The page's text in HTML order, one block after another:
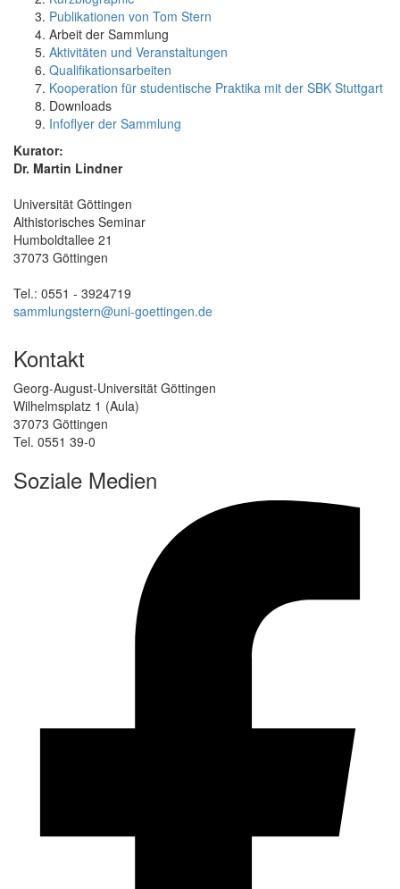
Publikationen von Tom Stern
Arbeit der Sammlung
Aktivitäten und Veranstaltungen
Qualifikationsarbeiten
Kooperation für studentische Praktika mit der SBK Stuttgart
Downloads
Infoflyer der Sammlung
Kurator:
Dr. Martin Lindner
Universität Göttingen
Althistorisches Seminar
Humboldtallee 21
37073 Göttingen
Tel.: 0551 - 3924719
sammlungstern@uni-goettingen.de
Kontakt
Georg-August-Universität Göttingen
Wilhelmsplatz 1 (Aula)
37073 Göttingen
Tel. 0551 39-0
Soziale Medien